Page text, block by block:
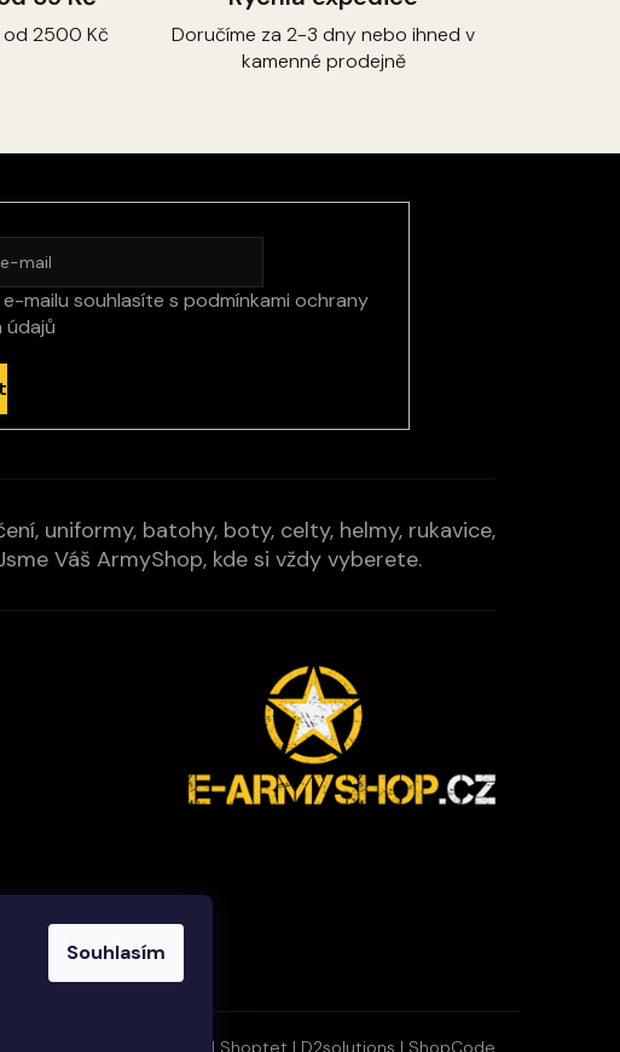
Souhlasím
2500 Kč
Doručíme za 2-3 dny nebo ihned v
kamenné prodejně
mailu souhlasíte s podmínkami ochrany
údajů
uniformy, batohy, boty, celty, helmy, rukavice,
Váš ArmyShop, kde si vždy vyberete.
Vytvořil Shoptet | D2solutions | ShopCode